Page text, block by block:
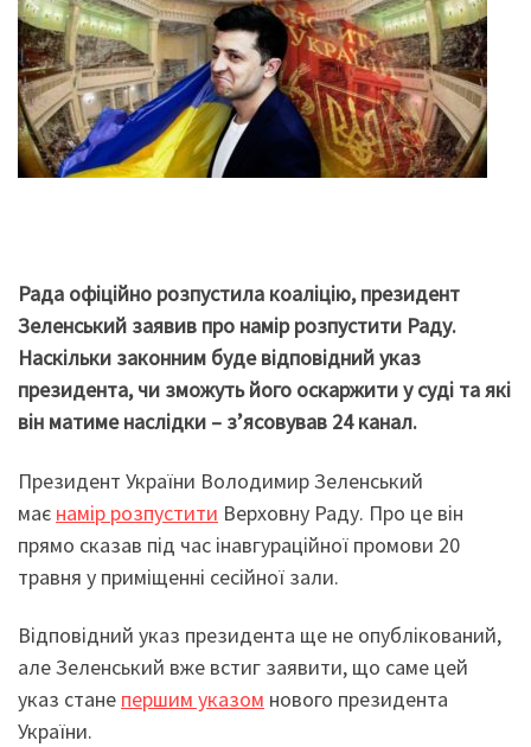
Рада офіційно розпустила коаліцію, президент
Зеленський заявив про намір розпустити Раду.
Наскільки законним буде відповідний указ
президента, чи зможуть його оскаржити у суді та які
він матиме наслідки – з’ясовував 24 канал.
Президент України Володимир Зеленський
має намір розпустити Верховну Раду. Про це він
прямо сказав під час інавгураційної промови 20
травня у приміщенні сесійної зали.
Відповідний указ президента ще не опублікований,
але Зеленський вже встиг заявити, що саме цей
указ стане першим указом нового президента
України.